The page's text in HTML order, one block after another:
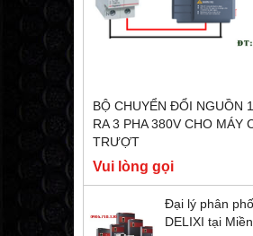
BỘ CHUYỂN ĐỔI NGUỒN
RA 3 PHA 380V CHO MÁY
TRƯỢT
Vui lòng gọi
Đại lý phân
DELIXI tại